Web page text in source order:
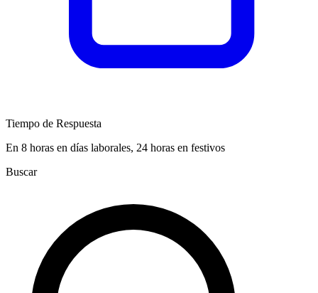
Tiempo de Respuesta
En 8 horas en días laborales, 24 horas en festivos
Buscar